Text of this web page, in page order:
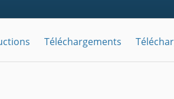
Téléchargements